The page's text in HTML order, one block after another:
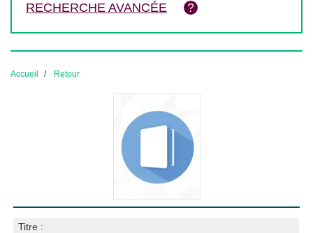
RECHERCHE AVANCÉE
Accueil Retour
Titre :